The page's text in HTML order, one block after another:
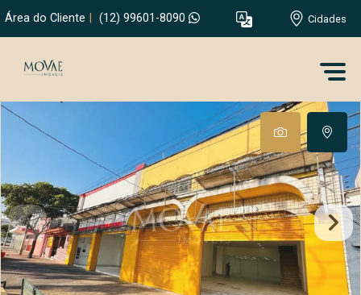
Área do Cliente (12) 99601-8090 Cidades